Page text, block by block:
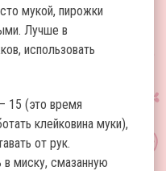
мукой, пирожки
Лучше в
использовать
15 (это время
клейковина муки),
от рук.
миску, смазанную